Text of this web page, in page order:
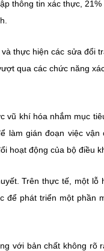
thông tin xác thực,
thực hiện các sửa đổi
qua các chức năng
khí hóa nhắm mục
gián đoạn việc vận
hoạt động của bộ điều
Trên thực tế, một
để phát triển một phần
với bản chất không rõ